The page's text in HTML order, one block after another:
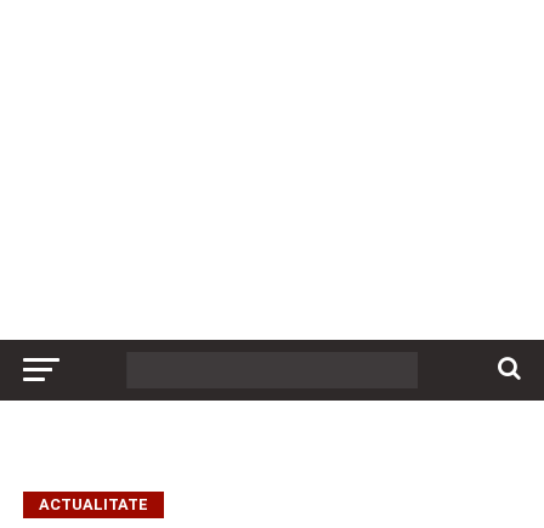
ACTUALITATE